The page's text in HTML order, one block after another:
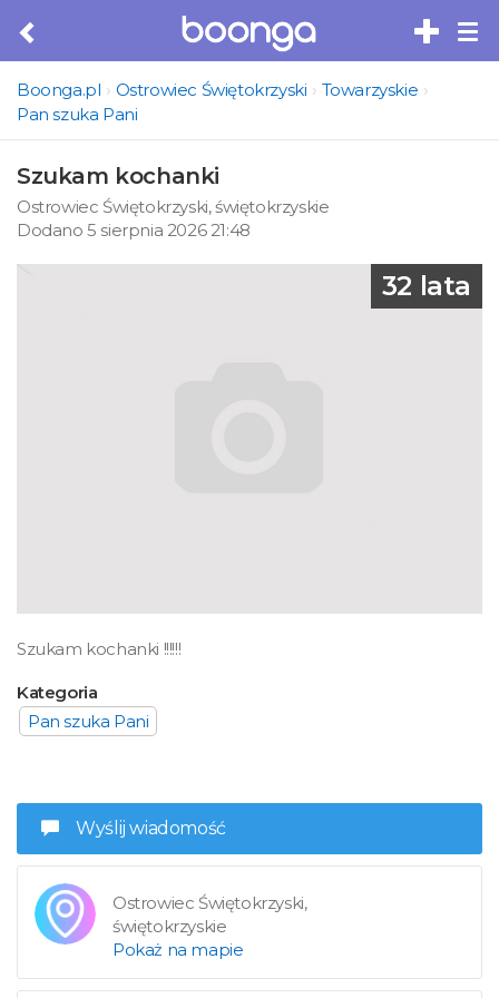
Boonga.pl
Ostrowiec Świętokrzyski
Towarzyskie
Pan szuka Pani
Szukam kochanki
Ostrowiec Świętokrzyski, świętokrzyskie
Dodano 5 sierpnia 2026 21:48
32 lata
Szukam kochanki !!!!!!
Kategoria
Pan szuka Pani
Wyślij wiadomość
Ostrowiec Świętokrzyski,
świętokrzyskie
Pokaż na mapie